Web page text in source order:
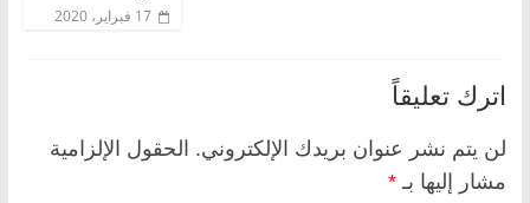
17 فبراير، 2020
اترك تعليقاً
لن يتم نشر عنوان بريدك الإلكتروني. الحقول الإلزامية
مشار إليها بـ *